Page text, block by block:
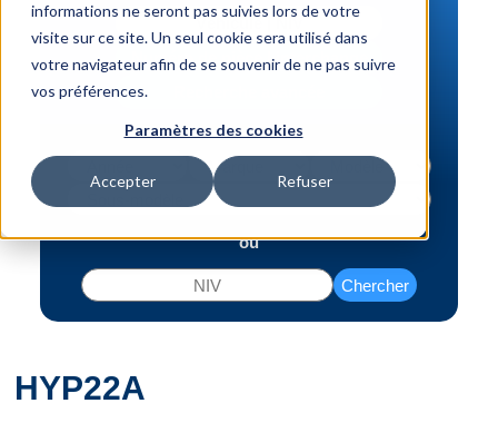
informations ne seront pas suivies lors de votre
visite sur ce site. Un seul cookie sera utilisé dans
votre navigateur afin de se souvenir de ne pas suivre
vos préférences.
Paramètres des cookies
Accepter Refuser
Véhicule | NIV
Numéro de pièce | interchange
ou
Chercher
HYP22A